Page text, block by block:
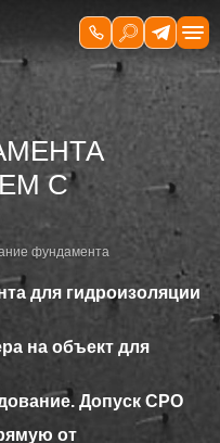
C
фундамента
для гидроизоляции
на объект для
Допуск СРО
от